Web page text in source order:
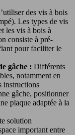
des vis à bois
Les types de vis
les vis à bois à
consiste à pré-
pour faciliter le
gâche : Différents
notamment en
instructions
gâche, positionner
plaque adaptée à la
solution
important entre